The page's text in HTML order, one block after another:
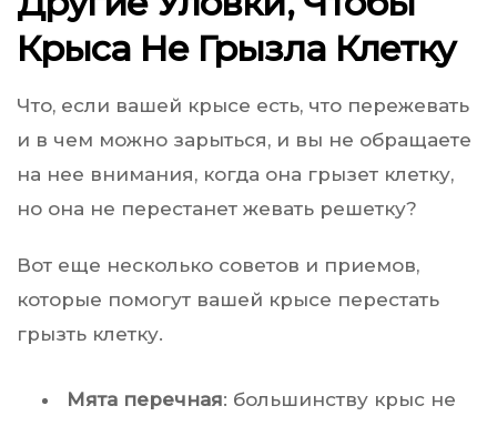
Крыса Не Грызла Клетку
Что, если вашей крысе есть, что пережевать
и в чем можно зарыться, и вы не обращаете
на нее внимания, когда она грызет клетку,
но она не перестанет жевать решетку?
Вот еще несколько советов и приемов,
которые помогут вашей крысе перестать
грызть клетку.
Мята перечная: большинству крыс не